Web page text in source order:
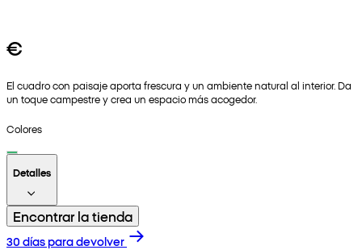
€
El cuadro con paisaje aporta frescura y un ambiente natural al interior. Da
un toque campestre y crea un espacio más acogedor.
Colores
Detalles
Encontrar la tienda
30 días para devolver